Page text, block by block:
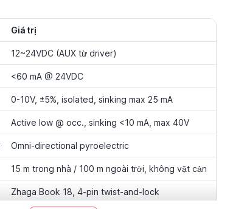
Giá trị
12~24VDC (AUX từ driver)
<60 mA @ 24VDC
0-10V, ±5%, isolated, sinking max 25 mA
Active low @ occ., sinking <10 mA, max 40V
Omni-directional pyroelectric
15 m trong nhà / 100 m ngoài trời, không vật cản
Zhaga Book 18, 4-pin twist-and-lock